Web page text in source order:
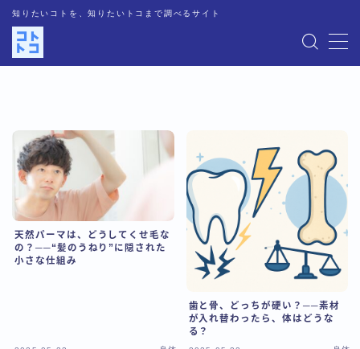
知りたいコトを、知りたいトコまで調べるサイト
MENU
記事一覧
お問い合わせ
プライバシーポリシー
天然パーマは、どうしてくせ毛な
の？──“髪のうねり”に隠された
小さな仕組み
歯と骨、どっちが硬い？──素材
が入れ替わったら、体はどうな
る？